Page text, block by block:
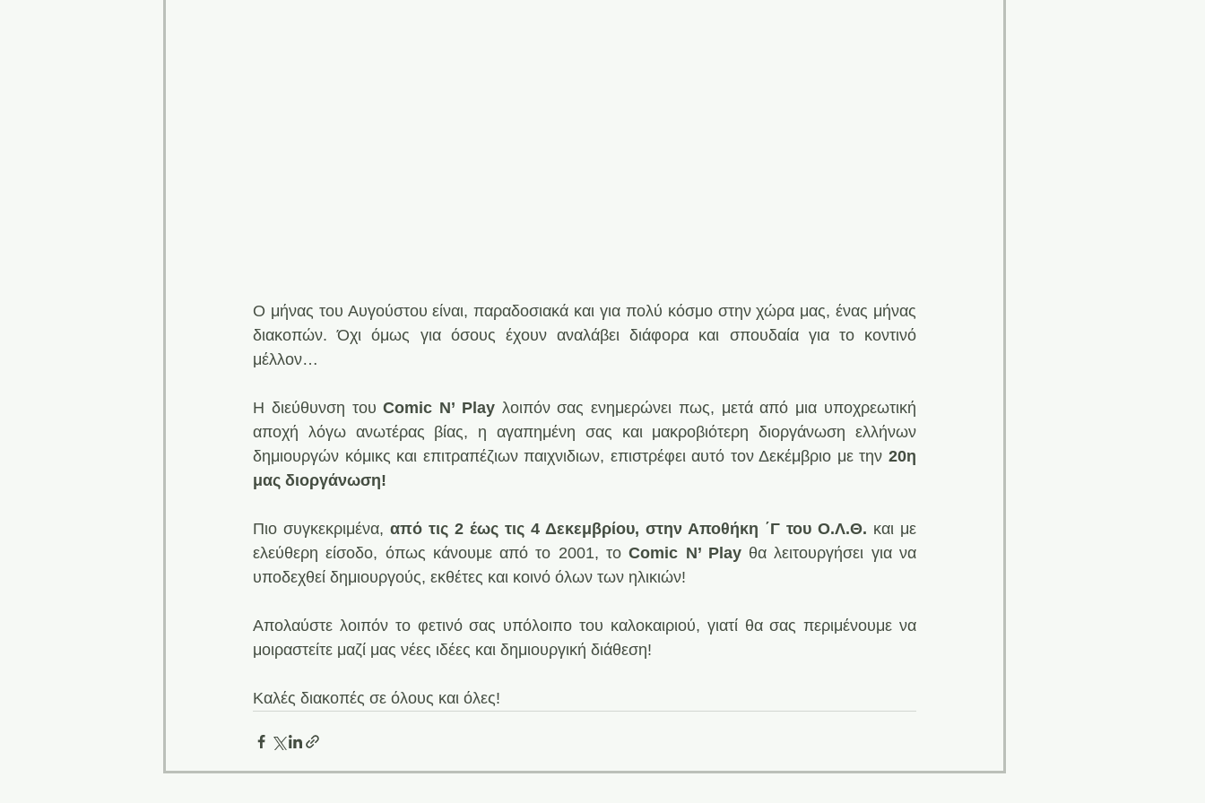
Ο μήνας του Αυγούστου είναι, παραδοσιακά και για πολύ κόσμο στην χώρα μας, ένας μήνας
διακοπών. Όχι όμως για όσους έχουν αναλάβει διάφορα και σπουδαία για το κοντινό
μέλλον…
Η διεύθυνση του Comic N’ Play λοιπόν σας ενημερώνει πως, μετά από μια υποχρεωτική
αποχή λόγω ανωτέρας βίας, η αγαπημένη σας και μακροβιότερη διοργάνωση ελλήνων
δημιουργών κόμικς και επιτραπέζιων παιχνιδιων, επιστρέφει αυτό τον Δεκέμβριο με την 20η
μας διοργάνωση!
Πιο συγκεκριμένα, από τις 2 έως τις 4 Δεκεμβρίου, στην Αποθήκη ΄Γ του Ο.Λ.Θ. και με
ελεύθερη είσοδο, όπως κάνουμε από το 2001, το Comic N’ Play θα λειτουργήσει για να
υποδεχθεί δημιουργούς, εκθέτες και κοινό όλων των ηλικιών!
Απολαύστε λοιπόν το φετινό σας υπόλοιπο του καλοκαιριού, γιατί θα σας περιμένουμε να
μοιραστείτε μαζί μας νέες ιδέες και δημιουργική διάθεση!
Καλές διακοπές σε όλους και όλες!